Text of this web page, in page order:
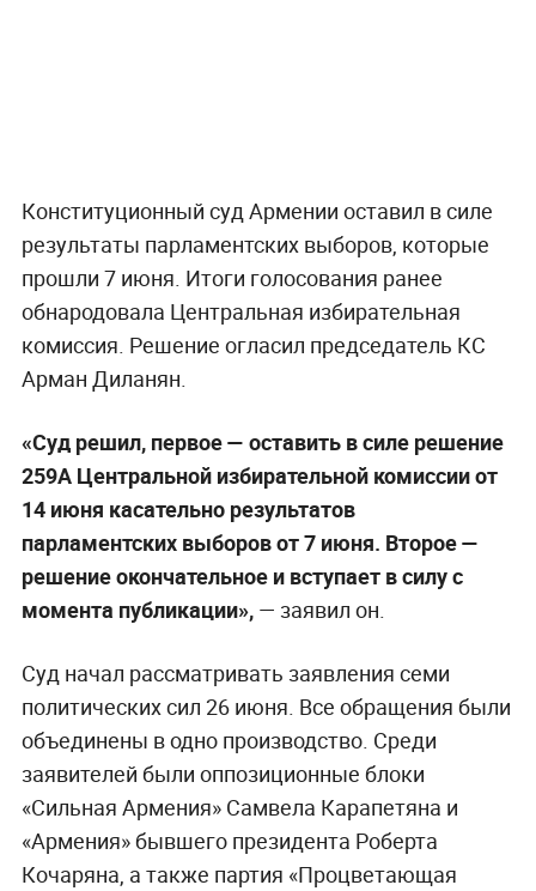
Конституционный суд Армении оставил в силе
результаты парламентских выборов, которые
прошли 7 июня. Итоги голосования ранее
обнародовала Центральная избирательная
комиссия. Решение огласил председатель КС
Арман Диланян.
«Суд решил, первое — оставить в силе решение
259А Центральной избирательной комиссии от
14 июня касательно результатов
парламентских выборов от 7 июня. Второе —
решение окончательное и вступает в силу с
момента публикации»,— заявил он.
Суд начал рассматривать заявления семи
политических сил 26 июня. Все обращения были
объединены в одно производство. Среди
заявителей были оппозиционные блоки
«Сильная Армения» Самвела Карапетяна и
«Армения» бывшего президента Роберта
Кочаряна, а также партия «Процветающая